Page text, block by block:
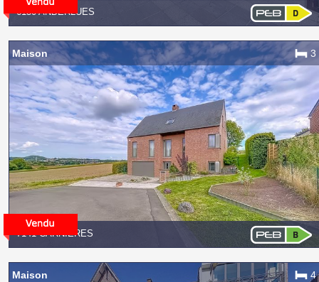
6150 ANDERLUES
7141 CARNIÈRES
Maison 3
Maison 4